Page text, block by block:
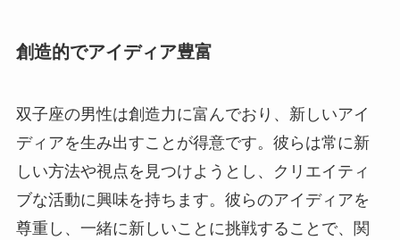
創造的でアイディア豊富
双子座の男性は創造力に富んでおり、新しいアイ
ディアを生み出すことが得意です。彼らは常に新
しい方法や視点を見つけようとし、クリエイティ
ブな活動に興味を持ちます。彼らのアイディアを
尊重し、一緒に新しいことに挑戦することで、関